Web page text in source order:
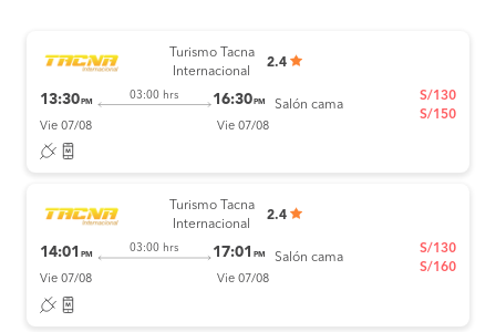
Turismo Tacna
Internacional
2.4
13:30 PM
03:00 hrs 16:30 PM
Vie 07/08 Vie 07/08
Salón cama
S/130
S/150
Turismo Tacna
Internacional
2.4
14:01 PM
03:00 hrs 17:01 PM
Vie 07/08 Vie 07/08
Salón cama
S/130
S/160